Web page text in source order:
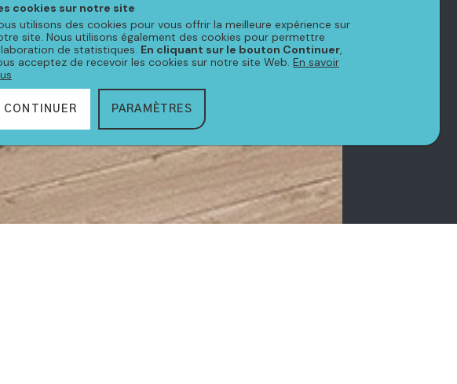
cookies sur notre site
utilisons des cookies pour vous offrir la meilleure expérience sur
site. Nous utilisons également des cookies pour permettre
de statistiques. En cliquant sur le bouton Continuer,
acceptez de recevoir les cookies sur notre site Web. En savoir
CONTINUER PARAMÈTRES